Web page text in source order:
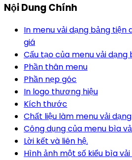
Nội Dung Chính
In menu vải dạng bảng tiện
giá
Cấu tạo của menu vải dạng
Phần thân menu
Phần nẹp góc
In logo thương hiệu
Kích thước
Chất liệu làm menu vải
Công dụng của menu bìa
Lời kết và liên hệ.
Hình ảnh một số kiểu bìa